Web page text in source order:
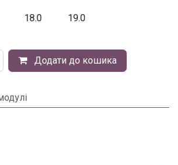
18.0 19.0
Додати до кошика